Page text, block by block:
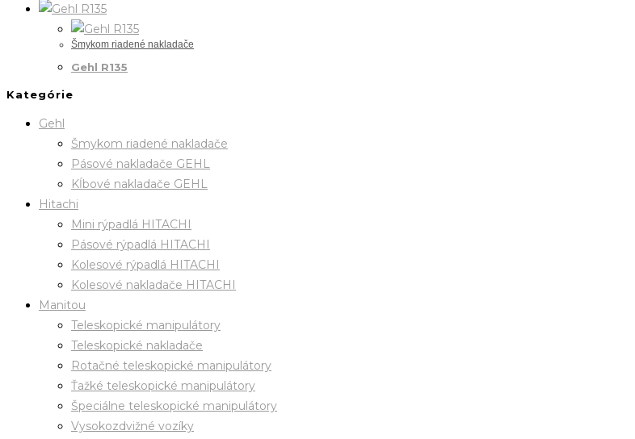
Šmykom riadené nakladače
Gehl R135
Kategórie
Gehl
Šmykom riadené nakladače
Pásové nakladače GEHL
Kĺbové nakladače GEHL
Hitachi
Mini rýpadlá HITACHI
Pásové rýpadlá HITACHI
Kolesové rýpadlá HITACHI
Kolesové nakladače HITACHI
Manitou
Teleskopické manipulátory
Teleskopické nakladače
Rotačné teleskopické manipulátory
Ťažké teleskopické manipulátory
Špeciálne teleskopické manipulátory
Vysokozdvižné vozíky